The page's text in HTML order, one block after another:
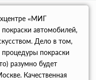
«МИГ
автомобилей,
Дело в том,
процедуры покраски
разумно будет
Качественная